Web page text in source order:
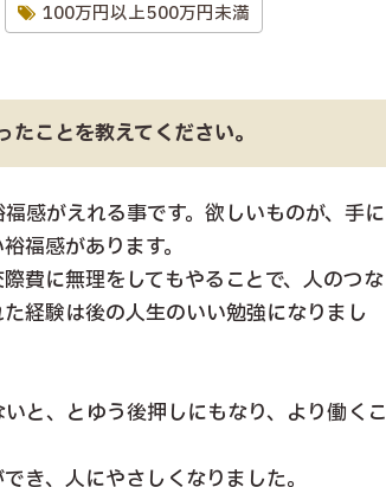
100万円以上500万円未満
ことを教えてください。
感がえれる事です。欲しいものが、手に
福感があります。
費に無理をしてもやることで、人のつな
経験は後の人生のいい勉強になりまし
と、とゆう後押しにもなり、より働くこ
き、人にやさしくなりました。